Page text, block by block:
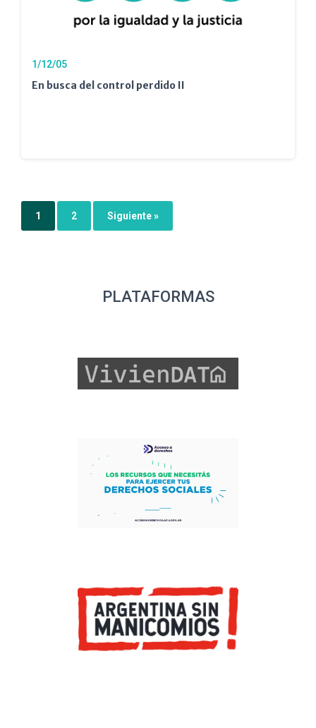
1/12/05
En busca del control perdido II
1 2 Siguiente »
PLATAFORMAS